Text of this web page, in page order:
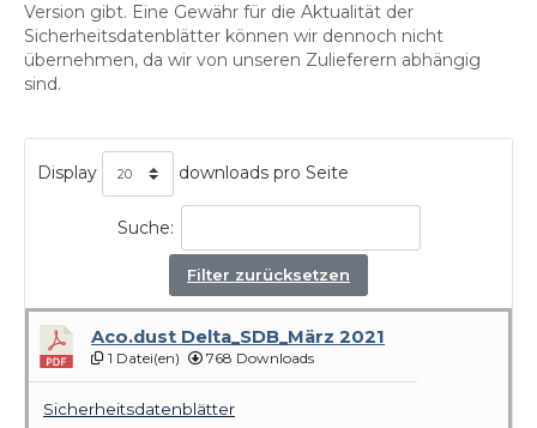
Version gibt. Eine Gewähr für die Aktualität der
Sicherheitsdatenblätter können wir dennoch nicht
übernehmen, da wir von unseren Zulieferern abhängig
sind.
Display downloads pro Seite
Suche:
Filter zurücksetzen
Aco.dust Delta_SDB_März 2021
1 Datei(en) 768 Downloads
Sicherheitsdatenblätter